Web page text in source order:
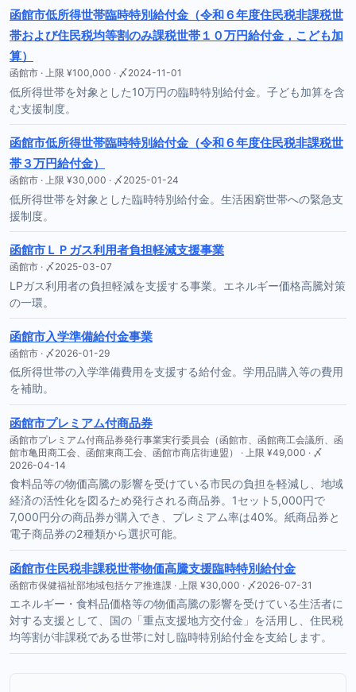
函館市低所得世帯臨時特別給付金（令和６年度住民税非課税世
帯および住民税均等割のみ課税世帯１０万円給付金，こども加
算）
函館市 · 上限 ¥100,000 · 〆2024-11-01
低所得世帯を対象とした10万円の臨時特別給付金。子ども加算を含
む支援制度。
函館市低所得世帯臨時特別給付金（令和６年度住民税非課税世
帯３万円給付金）
函館市 · 上限 ¥30,000 · 〆2025-01-24
低所得世帯を対象とした臨時特別給付金。生活困窮世帯への緊急支
援制度。
函館市ＬＰガス利用者負担軽減支援事業
函館市 · 〆2025-03-07
LPガス利用者の負担軽減を支援する事業。エネルギー価格高騰対策
の一環。
函館市入学準備給付金事業
函館市 · 〆2026-01-29
低所得世帯の入学準備費用を支援する給付金。学用品購入等の費用
を補助。
函館市プレミアム付商品券
函館市プレミアム付商品券発行事業実行委員会（函館市、函館商工会議所、函
館市亀田商工会、函館東商工会、函館市商店街連盟） · 上限 ¥49,000 · 〆
2026-04-14
食料品等の物価高騰の影響を受けている市民の負担を軽減し、地域
経済の活性化を図るため発行される商品券。1セット5,000円で
7,000円分の商品券が購入でき、プレミアム率は40%。紙商品券と
電子商品券の2種類から選択可能。
函館市住民税非課税世帯物価高騰支援臨時特別給付金
函館市保健福祉部地域包括ケア推進課 · 上限 ¥30,000 · 〆2026-07-31
エネルギー・食料品価格等の物価高騰の影響を受けている生活者に
対する支援として、国の「重点支援地方交付金」を活用し、住民税
均等割が非課税である世帯に対し臨時特別給付金を支給します。